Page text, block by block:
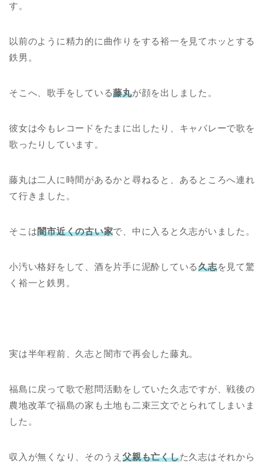
す。
以前のように精力的に曲作りをする裕一を見てホッとする
鉄男。
そこへ、歌手をしている藤丸が顔を出しました。
彼女は今もレコードをたまに出したり、キャバレーで歌を
歌ったりしています。
藤丸は二人に時間があるかと尋ねると、あるところへ連れ
て行きました。
そこは闇市近くの古い家で、中に入ると久志がいました。
小汚い格好をして、酒を片手に泥酔している久志を見て驚
く裕一と鉄男。
実は半年程前、久志と闇市で再会した藤丸。
福島に戻って歌で慰問活動をしていた久志ですが、戦後の
農地改革で福島の家も土地も二束三文でとられてしまいま
した。
収入が無くなり、そのうえ父親も亡くした久志はそれから